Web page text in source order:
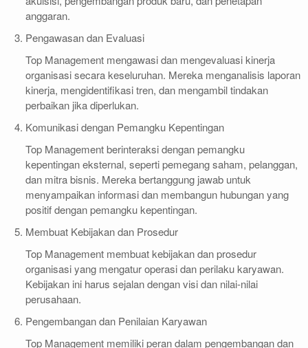
anggaran.
Pengawasan dan Evaluasi
Top Management mengawasi dan mengevaluasi kinerja
organisasi secara keseluruhan. Mereka menganalisis laporan
kinerja, mengidentifikasi tren, dan mengambil tindakan
perbaikan jika diperlukan.
Komunikasi dengan Pemangku Kepentingan
Top Management berinteraksi dengan pemangku
kepentingan eksternal, seperti pemegang saham, pelanggan,
dan mitra bisnis. Mereka bertanggung jawab untuk
menyampaikan informasi dan membangun hubungan yang
positif dengan pemangku kepentingan.
Membuat Kebijakan dan Prosedur
Top Management membuat kebijakan dan prosedur
organisasi yang mengatur operasi dan perilaku karyawan.
Kebijakan ini harus sejalan dengan visi dan nilai-nilai
perusahaan.
Pengembangan dan Penilaian Karyawan
Top Management memiliki peran dalam pengembangan dan